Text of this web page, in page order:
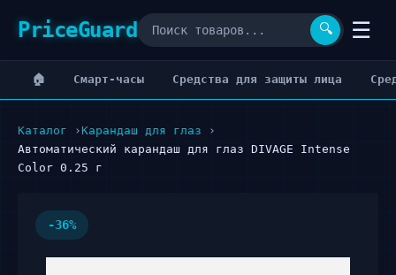
PriceGuard 🔍 ☰
🏠 Cмарт-часы Cредства для защиты лица
Каталог
Карандаш для глаз
Автоматический карандаш для глаз DIVAGE Intense
Color 0.25 г
-36%